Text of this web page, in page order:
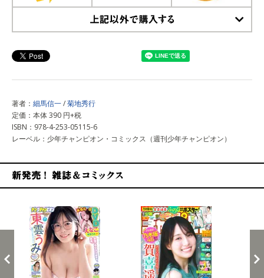
著者： 細馬信一/菊地秀行
定価：本体 390 円+税
ISBN：978-4-253-05115-6
レーベル：少年チャンピオン・コミックス（週刊少年チャンピオン）